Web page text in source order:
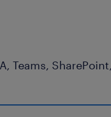
Teams,
＝＝＝